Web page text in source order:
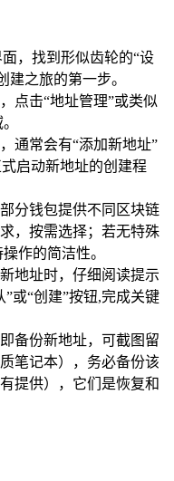
，找到形似齿轮的“设
建之旅的第一步。
点击“地址管理”或类似
通常会有“添加新地址”
启动新地址的创建程
分钱包提供不同区块链
，按需选择；若无特殊
作的简洁性。
地址时，仔细阅读提示
或“创建”按钮,完成关键
备份新地址，可截图留
笔记本），务必备份该
提供），它们是恢复和